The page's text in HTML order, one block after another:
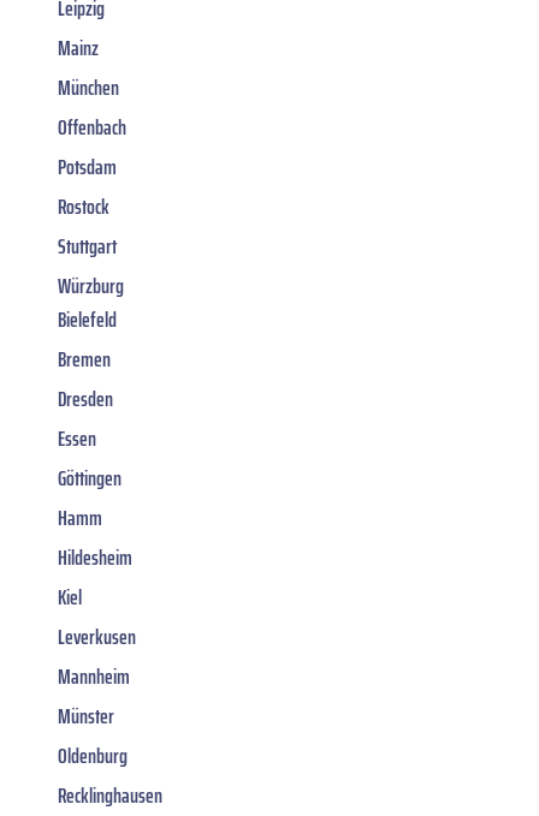
Leipzig
Mainz
München
Offenbach
Potsdam
Rostock
Stuttgart
Würzburg
Bielefeld
Bremen
Dresden
Essen
Göttingen
Hamm
Hildesheim
Kiel
Leverkusen
Mannheim
Münster
Oldenburg
Recklinghausen